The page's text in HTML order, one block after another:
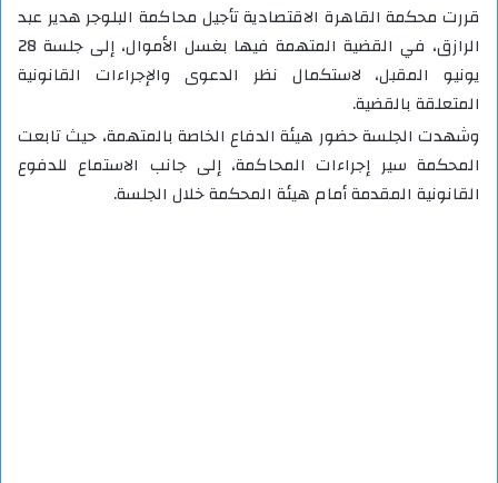
قررت محكمة القاهرة الاقتصادية تأجيل محاكمة البلوجر هدير عبد
الرازق، في القضية المتهمة فيها بغسل الأموال، إلى جلسة 28
يونيو المقبل، لاستكمال نظر الدعوى والإجراءات القانونية
المتعلقة بالقضية.
وشهدت الجلسة حضور هيئة الدفاع الخاصة بالمتهمة، حيث تابعت
المحكمة سير إجراءات المحاكمة، إلى جانب الاستماع للدفوع
القانونية المقدمة أمام هيئة المحكمة خلال الجلسة.